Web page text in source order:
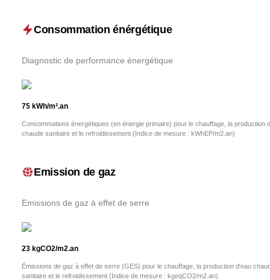
Consommation énérgétique
Diagnostic de performance énergétique
75 kWh/m².an
Consommations énergétiques (en énergie primaire) pour le chauffage, la production
chaude sanitaire et le refroidissement (Indice de mesure : kWhEP/m2.an)
Emission de gaz
Emissions de gaz à effet de serre
23 kgCO2/m2.an
Émissions de gaz à effet de serre (GES) pour le chauffage, la production d'eau
sanitaire et le refroidissement (Indice de mesure : kgeqCO2/m2.an)